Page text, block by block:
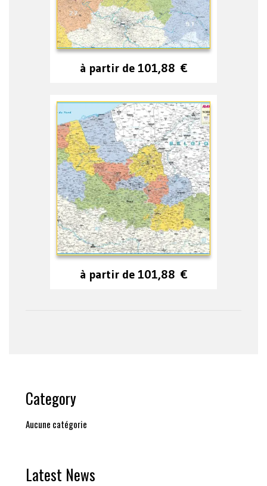
à partir de 101,88 €
à partir de 101,88 €
Category
Aucune catégorie
Latest News